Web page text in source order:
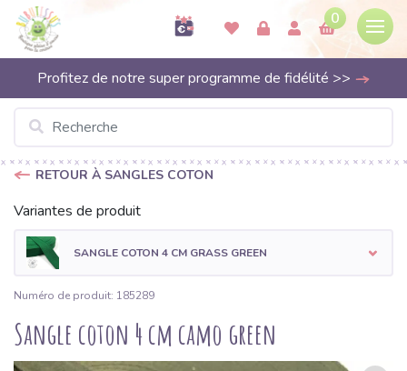
0
Profitez de notre super programme de fidélité >>
RETOUR À SANGLES COTON
Variantes de produit
SANGLE COTON 4 CM GRASS GREEN
Numéro de produit: 185289
Sangle coton 4 cm camo green